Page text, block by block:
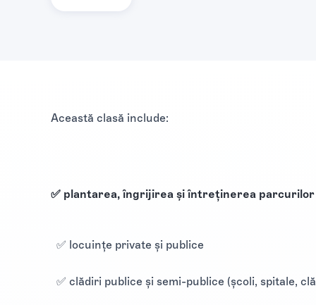
Această clasă include:
✅ plantarea, îngrijirea și întreținerea
✅ locuințe private și publice
✅ clădiri publice și semi-publice (şcoli, spitale,